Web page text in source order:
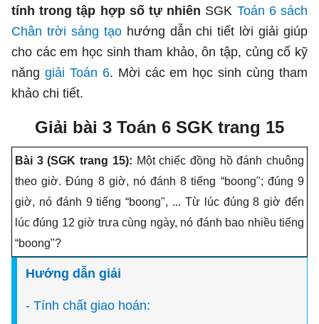
tính trong tập hợp số tự nhiên SGK Toán 6 sách
Chân trời sáng tạohướng dẫn chi tiết lời giải giúp
cho các em học sinh tham khảo, ôn tập, củng cố kỹ
năng giải Toán 6. Mời các em học sinh cùng tham
khảo chi tiết.
Giải bài 3 Toán 6 SGK trang 15
Bài 3 (SGK trang 15): Một chiếc đồng hồ đánh chuông
theo giờ. Đúng 8 giờ, nó đánh 8 tiếng “boong"; đúng 9
giờ, nó đánh 9 tiếng “boong", ... Từ lúc đúng 8 giờ đến
lúc đúng 12 giờ trưa cùng ngày, nó đánh bao nhiều tiếng
“boong"?
Hướng dẫn giải
- Tính chất giao hoán: